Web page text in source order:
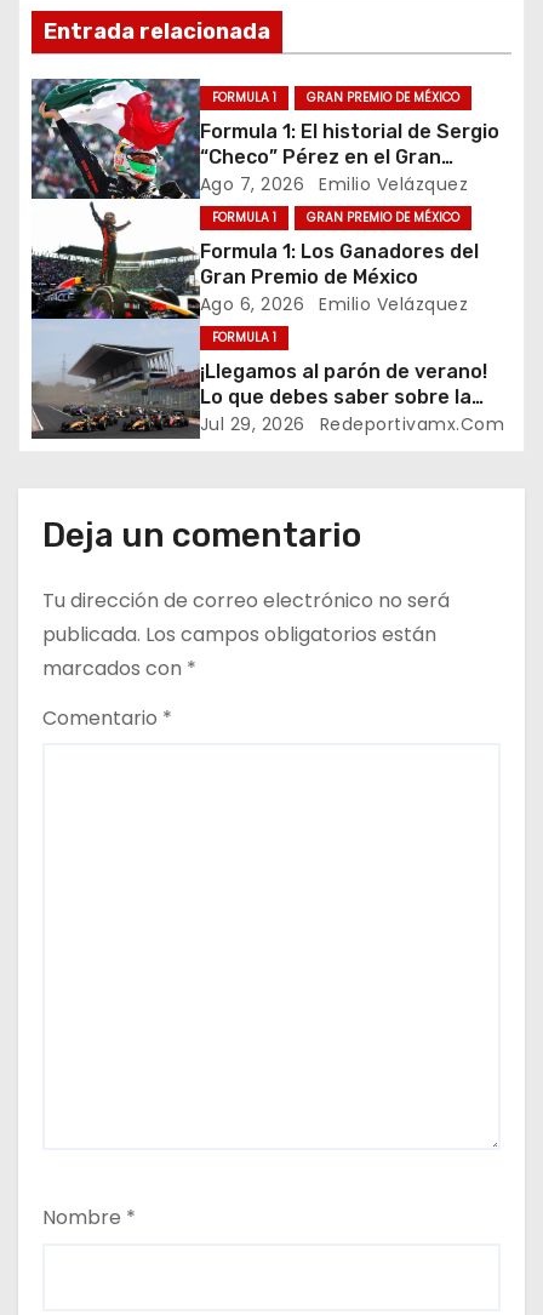
e
g
a
c
i
ó
d
n
t
r
a
Entrada relacionada
FORMULA 1 GRAN PREMIO DE MÉXICO
Formula 1: El historial de Sergio
“Checo” Pérez en el Gran
Premio de México
Ago 7, 2026 Emilio Velázquez
FORMULA 1 GRAN PREMIO DE MÉXICO
Formula 1: Los Ganadores del
Gran Premio de México
Ago 6, 2026 Emilio Velázquez
FORMULA 1
¡Llegamos al parón de verano!
Lo que debes saber sobre la
mitad de la temporada 2026 de
Jul 29, 2026 Redeportivamx.com
Deja un comentario
Tu dirección de correo electrónico no será
publicada. Los campos obligatorios están
marcados con *
Comentario *
Nombre *